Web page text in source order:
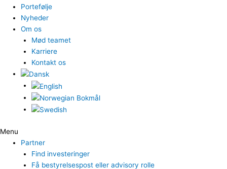
Portefølje
Nyheder
Om os
Mød teamet
Karriere
Kontakt os
Menu
Partner
Find investeringer
Få bestyrelsespost eller advisory rolle